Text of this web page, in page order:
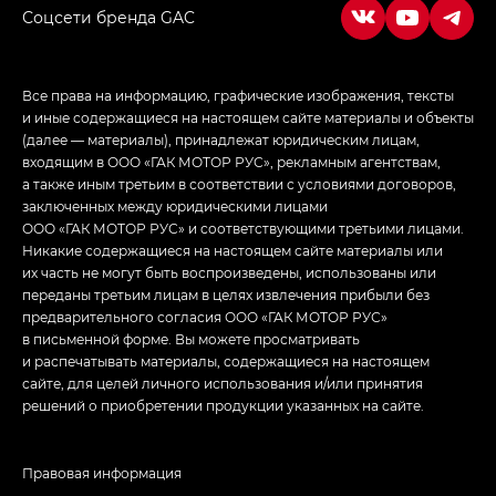
Соцсети бренда GAC
Все права на информацию, графические изображения, тексты
и иные содержащиеся на настоящем сайте материалы и объекты
(далее — материалы), принадлежат юридическим лицам,
входящим в ООО «ГАК МОТОР РУС», рекламным агентствам,
а также иным третьим в соответствии с условиями договоров,
заключенных между юридическими лицами
ООО «ГАК МОТОР РУС» и соответствующими третьими лицами.
Никакие содержащиеся на настоящем сайте материалы или
их часть не могут быть воспроизведены, использованы или
переданы третьим лицам в целях извлечения прибыли без
предварительного согласия ООО «ГАК МОТОР РУС»
в письменной форме. Вы можете просматривать
и распечатывать материалы, содержащиеся на настоящем
сайте, для целей личного использования и/или принятия
решений о приобретении продукции указанных на сайте.
Правовая информация